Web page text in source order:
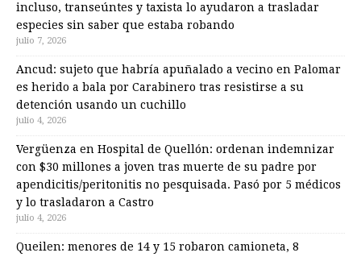
incluso, transeúntes y taxista lo ayudaron a trasladar
especies sin saber que estaba robando
julio 7, 2026
Ancud: sujeto que habría apuñalado a vecino en Palomar
es herido a bala por Carabinero tras resistirse a su
detención usando un cuchillo
julio 4, 2026
Vergüenza en Hospital de Quellón: ordenan indemnizar
con $30 millones a joven tras muerte de su padre por
apendicitis/peritonitis no pesquisada. Pasó por 5 médicos
y lo trasladaron a Castro
julio 4, 2026
Queilen: menores de 14 y 15 robaron camioneta, 8